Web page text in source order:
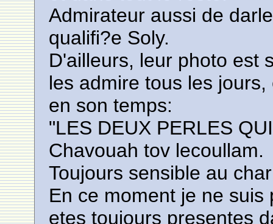
Admirateur aussi de
qualifi?e Soly.
D'ailleurs, leur photo est
les admire tous les
en son temps:
"LES DEUX PERLES
Chavouah tov lecoullam.
Toujours sensible au
En ce moment je ne
etes toujours presentes